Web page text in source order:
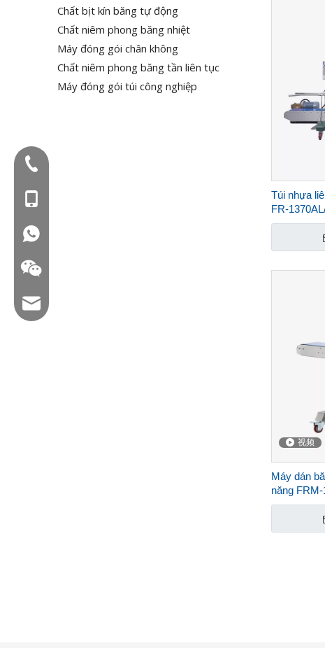
Chất bịt kín băng tự động
Chất niêm phong băng nhiệt
Máy đóng gói chân không
Chất niêm phong băng tần liên tục
Máy đóng gói túi công nghiệp
Túi nhựa
FR-
视频
Máy dán
năng FRM-